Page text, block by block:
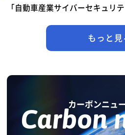
「自動車産業サイバーセキュリ
もっと見
カーボンニュ
Carbon